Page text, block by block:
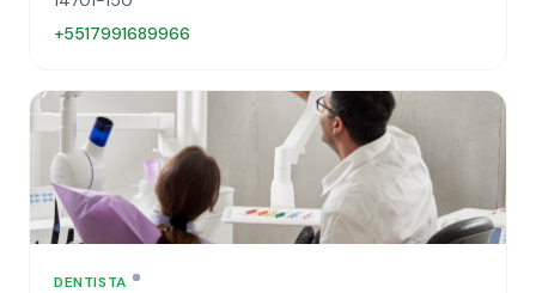
+5517991689966
DENTISTA